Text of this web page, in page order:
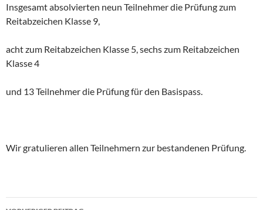
Insgesamt absolvierten neun Teilnehmer die Prüfung zum
Reitabzeichen Klasse 9,
acht zum Reitabzeichen Klasse 5, sechs zum Reitabzeichen
Klasse 4
und 13 Teilnehmer die Prüfung für den Basispass.
Wir gratulieren allen Teilnehmern zur bestandenen Prüfung.